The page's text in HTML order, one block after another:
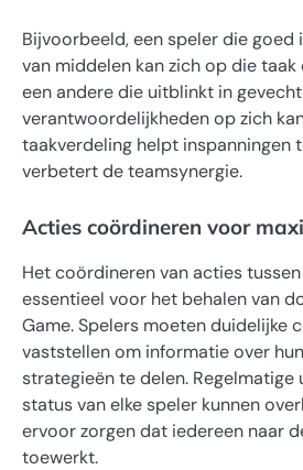
Bijvoorbeeld, een speler die goed
van middelen kan zich op die
een andere die uitblinkt in
verantwoordelijkheden op zich
taakverdeling helpt inspanningen
verbetert de teamsynergie.
Acties coördineren voor
Het coördineren van acties
essentieel voor het behalen van
Game. Spelers moeten duidelijke
vaststellen om informatie over
strategieën te delen. Regelmatige
status van elke speler kunnen
ervoor zorgen dat iedereen naar
toewerkt.